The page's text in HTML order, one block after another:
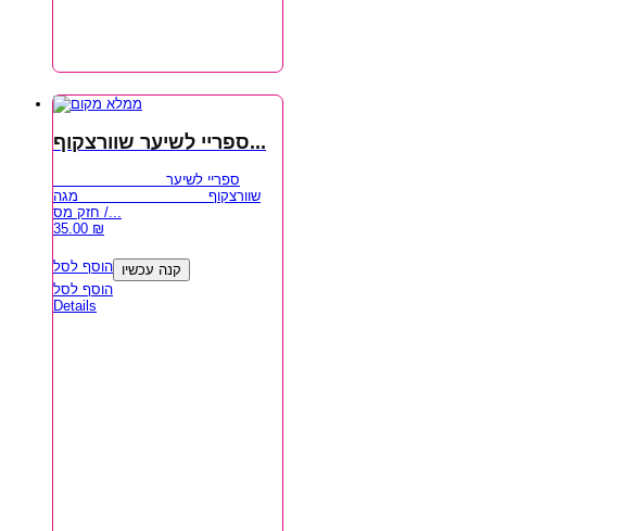
ספריי לשיער שוורצקוף...
שוורצקוף מגה
חזק מס /...
35.00 ₪
הוסף לסל קנה עכשיו
הוסף לסל
Details